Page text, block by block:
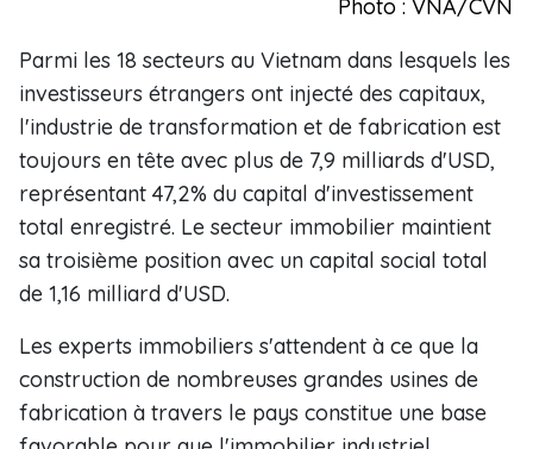
Photo : VNA/CVN
Parmi les 18 secteurs au Vietnam dans lesquels les
investisseurs étrangers ont injecté des capitaux,
l'industrie de transformation et de fabrication est
toujours en tête avec plus de 7,9 milliards d'USD,
représentant 47,2% du capital d'investissement
total enregistré. Le secteur immobilier maintient
sa troisième position avec un capital social total
de 1,16 milliard d'USD.
Les experts immobiliers s'attendent à ce que la
construction de nombreuses grandes usines de
fabrication à travers le pays constitue une base